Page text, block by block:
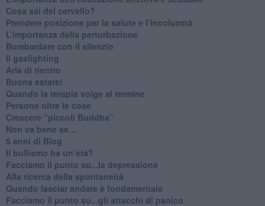
​Cosa sai del cervello?
Prendere posizione per la salute e l’incolumità
L’importanza della perturbazione
​Bombardare con il silenzio
Il gaslighting
Aria di rientro
Buona estate!
​Quando la terapia volge al termine
​Persone oltre le cose
​Crescere “piccoli Buddha”
Non va bene se…
​5 anni di Blog
​Il bullismo ha un’età?
Facciamo il punto su...la depressione
​Alla ricerca della spontaneità
​Quando lasciar andare è fondamentale
Facciamo il punto su...gli attacchi di panico